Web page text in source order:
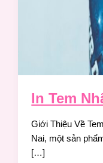
In Tem
Giới Thiệu Về
Nai, một sản
[…]